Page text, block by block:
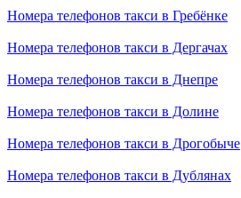
Номера телефонов такси в Гребёнке
Номера телефонов такси в Дергачах
Номера телефонов такси в Днепре
Номера телефонов такси в Долине
Номера телефонов такси в Дрогобыче
Номера телефонов такси в Дублянах